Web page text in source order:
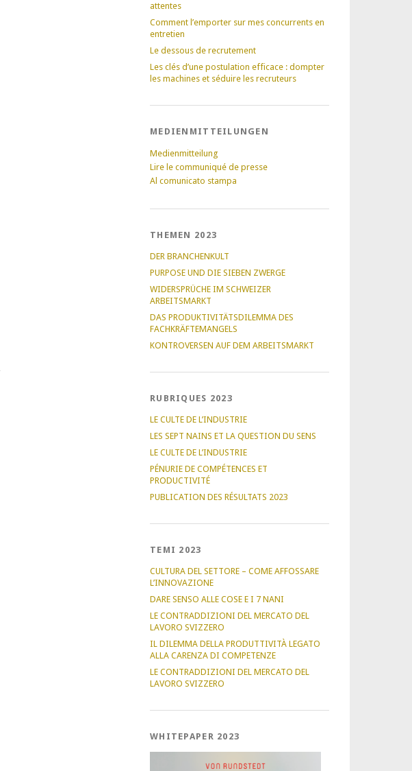
attentes
Comment l’emporter sur mes concurrents en
entretien
Le dessous de recrutement
Les clés d’une postulation efficace : dompter
les machines et séduire les recruteurs
MEDIENMITTEILUNGEN
Medienmitteilung
Lire le communiqué de presse
Al comunicato stampa
THEMEN 2023
DER BRANCHENKULT
PURPOSE UND DIE SIEBEN ZWERGE
WIDERSPRÜCHE IM SCHWEIZER
ARBEITSMARKT
DAS PRODUKTIVITÄTSDILEMMA DES
FACHKRÄFTEMANGELS
KONTROVERSEN AUF DEM ARBEITSMARKT
RUBRIQUES 2023
LE CULTE DE L’INDUSTRIE
LES SEPT NAINS ET LA QUESTION DU SENS
LE CULTE DE L’INDUSTRIE
PÉNURIE DE COMPÉTENCES ET
PRODUCTIVITÉ
PUBLICATION DES RÉSULTATS 2023
TEMI 2023
CULTURA DEL SETTORE – COME AFFOSSARE
L’INNOVAZIONE
DARE SENSO ALLE COSE E I 7 NANI
LE CONTRADDIZIONI DEL MERCATO DEL
LAVORO SVIZZERO
IL DILEMMA DELLA PRODUTTIVITÀ LEGATO
ALLA CARENZA DI COMPETENZE
LE CONTRADDIZIONI DEL MERCATO DEL
LAVORO SVIZZERO
WHITEPAPER 2023